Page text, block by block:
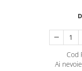
Cod
Ai